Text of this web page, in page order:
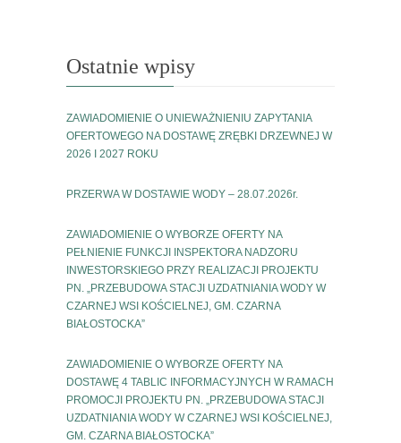
Ostatnie wpisy
ZAWIADOMIENIE O UNIEWAŻNIENIU ZAPYTANIA
OFERTOWEGO NA DOSTAWĘ ZRĘBKI DRZEWNEJ W
2026 I 2027 ROKU
PRZERWA W DOSTAWIE WODY – 28.07.2026r.
ZAWIADOMIENIE O WYBORZE OFERTY NA
PEŁNIENIE FUNKCJI INSPEKTORA NADZORU
INWESTORSKIEGO PRZY REALIZACJI PROJEKTU
PN. „PRZEBUDOWA STACJI UZDATNIANIA WODY W
CZARNEJ WSI KOŚCIELNEJ, GM. CZARNA
BIAŁOSTOCKA”
ZAWIADOMIENIE O WYBORZE OFERTY NA
DOSTAWĘ 4 TABLIC INFORMACYJNYCH W RAMACH
PROMOCJI PROJEKTU PN. „PRZEBUDOWA STACJI
UZDATNIANIA WODY W CZARNEJ WSI KOŚCIELNEJ,
GM. CZARNA BIAŁOSTOCKA”